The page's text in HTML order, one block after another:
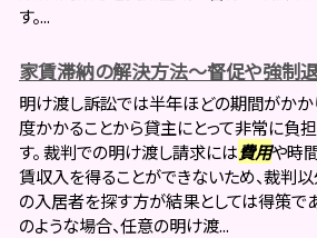
す。...
家賃滞納の解決方法～督促や強制
明け渡し訴訟では半年ほどの期間がかか
度かかることから貸主にとって非常に負
す。 裁判での明け渡し請求には費用や時
賃収入を得ることができないため、裁判
の入居者を探す方が結果としては得策で
のような場合、任意の明け渡...